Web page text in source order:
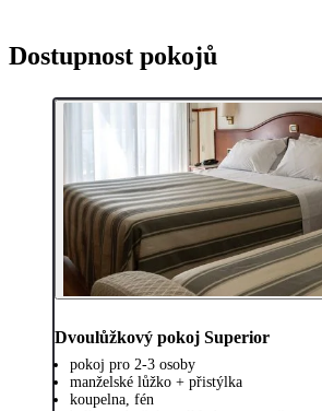
Dostupnost pokojů
Dvoulůžkový pokoj Superior
pokoj pro 2-3 osoby
manželské lůžko + přistýlka
koupelna, fén